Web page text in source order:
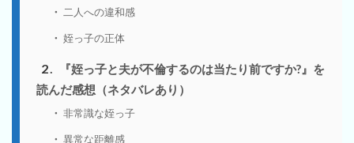
二人への違和感
姪っ子の正体
2
『姪っ子と夫が不倫するのは当たり前ですか?』を
読んだ感想（ネタバレあり）
非常識な姪っ子
異常な距離感